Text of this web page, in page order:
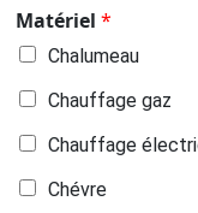
Matériel *
Chalumeau
Chauffage gaz
Chauffage
Chévre